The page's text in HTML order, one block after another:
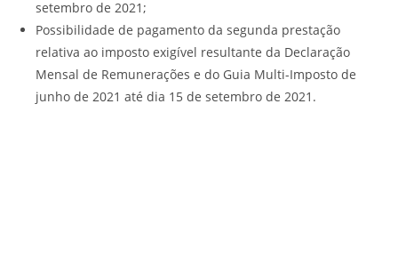
setembro de 2021;
Possibilidade de pagamento da segunda prestação
relativa ao imposto exigível resultante da Declaração
Mensal de Remunerações e do Guia Multi-Imposto de
junho de 2021 até dia 15 de setembro de 2021.